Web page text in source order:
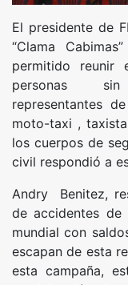
El presidente de
“Clama
permitido reunir
personas sin
representantes
moto-taxi ,
los cuerpos de
civil respondió a
Andry Benitez,
de accidentes
mundial con
escapan de esta
esta campaña,